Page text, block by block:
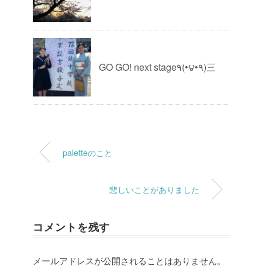
GO GO! next stage٩(•౪•٩)三
paletteのこと
悲しいことがありました
コメントを残す
メールアドレスが公開されることはありません。